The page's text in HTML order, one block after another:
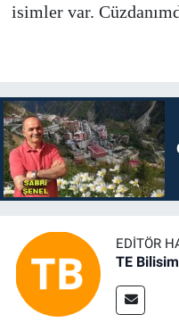
isimler var.
EDITÖR
TE Bilisim